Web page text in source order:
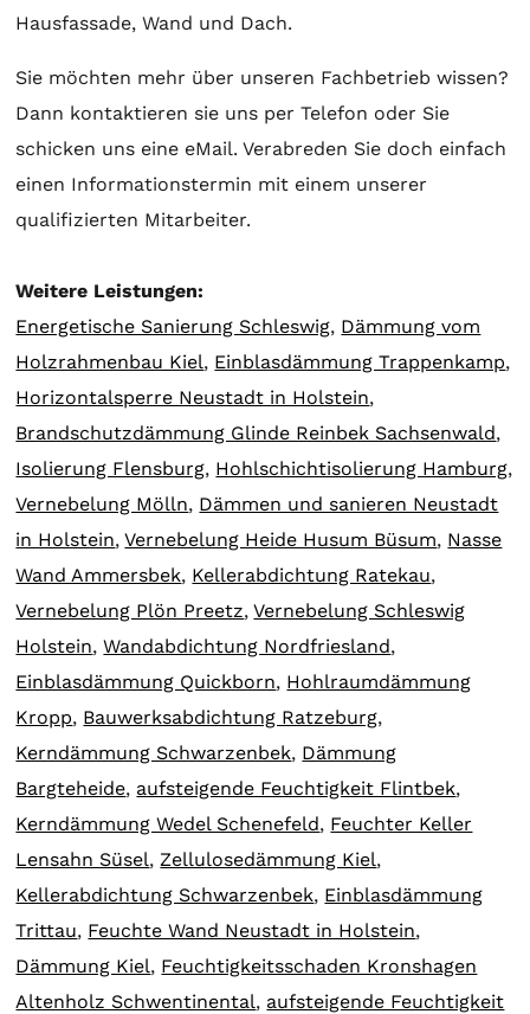
Hausfassade, Wand und Dach.
Sie möchten mehr über unseren Fachbetrieb wissen?
Dann kontaktieren sie uns per Telefon oder Sie
schicken uns eine eMail. Verabreden Sie doch einfach
einen Informationstermin mit einem unserer
qualifizierten Mitarbeiter.
Weitere Leistungen:
Energetische Sanierung Schleswig, Dämmung vom
Holzrahmenbau Kiel, Einblasdämmung Trappenkamp,
Horizontalsperre Neustadt in Holstein,
Brandschutzdämmung Glinde Reinbek Sachsenwald,
Isolierung Flensburg, Hohlschichtisolierung Hamburg,
Vernebelung Mölln, Dämmen und sanieren Neustadt
in Holstein,Vernebelung Heide Husum Büsum, Nasse
Wand Ammersbek, Kellerabdichtung Ratekau,
Vernebelung Plön Preetz,Vernebelung Schleswig
Holstein,Wandabdichtung Nordfriesland,
Einblasdämmung Quickborn, Hohlraumdämmung
Kropp, Bauwerksabdichtung Ratzeburg,
Kerndämmung Schwarzenbek, Dämmung
Bargteheide, aufsteigende Feuchtigkeit Flintbek,
Kerndämmung Wedel Schenefeld, Feuchter Keller
Lensahn Süsel, Zellulosedämmung Kiel,
Kellerabdichtung Schwarzenbek, Einblasdämmung
Trittau, Feuchte Wand Neustadt in Holstein,
Dämmung Kiel, Feuchtigkeitsschaden Kronshagen
Altenholz Schwentinental, aufsteigende Feuchtigkeit